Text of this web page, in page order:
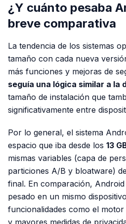
¿Y cuánto pesaba
breve comparativa
La tendencia de los sistemas
tamaño con cada nueva
más funciones y mejoras de
seguía una lógica similar a la
tamaño de instalación que
significativamente entre
Por lo general, el sistema
espacio que iba desde los 13
mismas variables (capa de
particiones A/B y bloatware)
final. En comparación, Android
pesado en un mismo
funcionalidades como el